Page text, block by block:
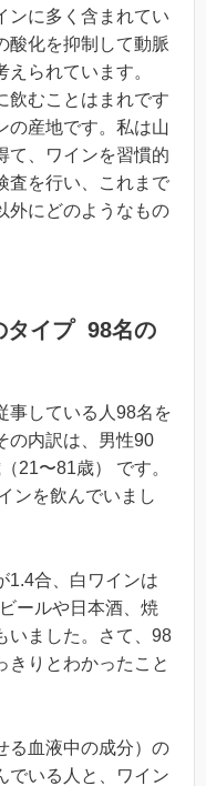
ンに多く含まれてい
酸化を抑制して動脈
られています。
飲むことはまれです
の産地です。私は山
て、ワインを習慣的
査を行い、これまで
外にどのようなもの
タイプ 98名の
事している人98名を
の内訳は、男性90
21〜81歳） です。
ンを飲んでいまし
1.4合、白ワインは
ールや日本酒、焼
いました。さて、98
きりとわかったこと
る血液中の成分）の
でいる人と、ワイン